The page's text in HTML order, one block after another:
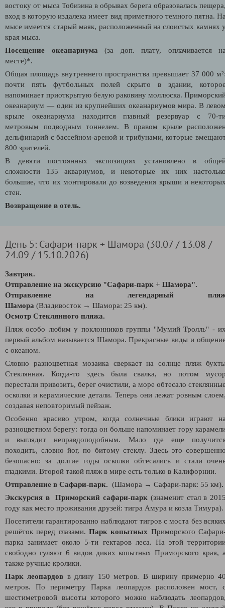
востоку от мыса Тобизина в обрывах берега образовалась
вход в которую издалека имеет вид приметного темного пятна.
мысе имеется старый маяк, расположенный на слоистых камнях
края мыса.
Посещение океанариума (за доп. плату, оплачивается
месте)*.
Общая площадь внутреннего пространства превышает 37 000
почти пять футбольных полей скрыто в здании,
напоминает приоткрытую белую раковину моллюска.
океанариум — один из крупнейших океанариумов мира. В
крыле океанариума находится главный резервуар с 70-
метровым подводным тоннелем. В правом крыле
дельфинарий с бассейном-ареной и трибунами, которые
800 зрителей.
В девяти постоянных экспозициях установлено в
сложности 135 аквариумов, и некоторые их них
большие, что их монтировали до возведения крыши и
стен.
Возвращение в отель.
День 5: Сафари-парк + Шамора (30.07 / 13.08 /
24.09 / 15.10.2026)
Завтрак.
Отправление на экскурсию "Сафари-парк + Шамора".
Отправление на легендарный
Шамора (Владивосток → Шамора: 25 км).
Осмотр Стеклянного пляжа.
Пляж особо любим у поклонников группы "Мумий Тролль" -
первый альбом называется Шамора. Прекрасные виды и
с океаном.
Словно разноцветная мозаика сверкает на солнце пляж
Стеклянная. Когда-то здесь была свалка, но потом
перестали привозить, берег очистили, а море обтесало
осколки и керамические детали. Теперь они лежат ровным
создавая неповторимый пейзаж.
Особенно красиво утром, когда солнечные блики играют
разноцветном берегу: тогда он больше напоминает гору
и выглядит неправдоподобным. Мало где еще
походить, словно йог, по битому стеклу. Здесь это
безопасно: за долгие годы осколки обтесались и стали
гладкими. Второй такой пляж в мире есть только в Калифорнии.
Отправление в Сафари-парк. (Шамора → Сафари-парк: 55 км).
Экскурсия в Приморский сафари-парк (знаменит стал в
году как место проживания друзей: тигра Амура и козла Тимура).
Посетители гарантированно наблюдают тигров с моста без
решёток перед глазами. Парк копытных Приморского
парка занимает около 5-ти гектаров леса. На этой
свободно гуляют 6 видов диких копытных Приморского края,
также ручные кролики.
Парк леопардов в длину 150 метров. В ширину примерно
метров. По периметру Парка леопардов расположен мост,
шестиметровой высоты которого можно наблюдать